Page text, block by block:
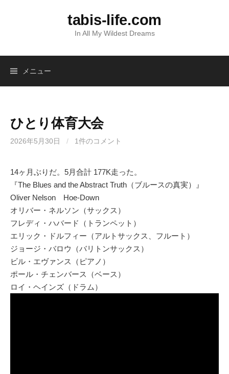
ツ
tabis-life.com
In All My Wildest Dreams
メニュー
ひとり体育大会
2026年5月30日 / 1件のコメント
14ヶ月ぶりだ。5月合計 177K走った。
『The Blues and the Abstract Truth（ブルースの真実）』
Oliver Nelson Hoe-Down
オリバー・ネルソン（サックス）
フレディ・ハバード（トランペット）
エリック・ドルフィー（アルトサックス、フルート）
ジョージ・バロウ（バリトンサックス）
ビル・エヴァンス（ピアノ）
ポール・チェンバース（ベース）
ロイ・ヘインズ（ドラム）